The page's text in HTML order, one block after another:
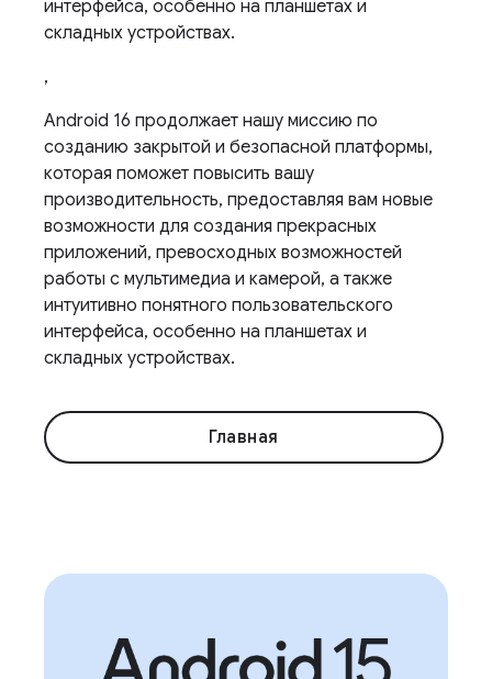
интерфейса, особенно на планшетах и ​​
складных устройствах.
,
Android 16 продолжает нашу миссию по
созданию закрытой и безопасной платформы,
которая поможет повысить вашу
производительность, предоставляя вам новые
возможности для создания прекрасных
приложений, превосходных возможностей
работы с мультимедиа и камерой, а также
интуитивно понятного пользовательского
интерфейса, особенно на планшетах и ​​
складных устройствах.
Главная